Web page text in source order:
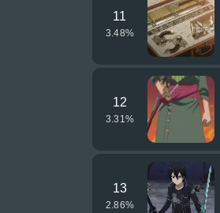
11
3.48%
12
3.31 %
13
2.86%